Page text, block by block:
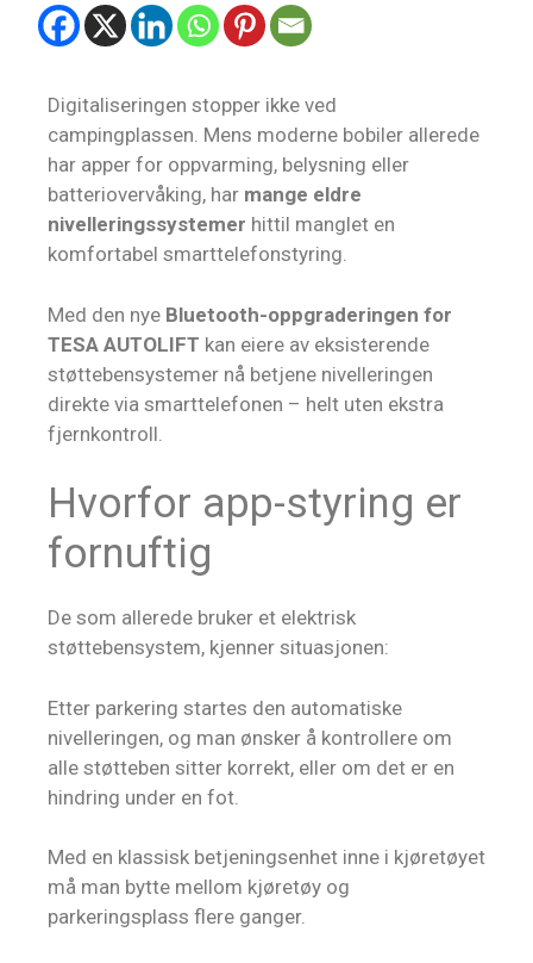
Digitaliseringen stopper ikke ved
campingplassen. Mens moderne bobiler allerede
har apper for oppvarming, belysning eller
batteriovervåking, har mange eldre
nivelleringssystemer hittil manglet en
komfortabel smarttelefonstyring.
Med den nye Bluetooth-oppgraderingen for
TESA AUTOLIFT kan eiere av eksisterende
støttebensystemer nå betjene nivelleringen
direkte via smarttelefonen – helt uten ekstra
fjernkontroll.
Hvorfor app-styring er
fornuftig
De som allerede bruker et elektrisk
støttebensystem, kjenner situasjonen:
Etter parkering startes den automatiske
nivelleringen, og man ønsker å kontrollere om
alle støtteben sitter korrekt, eller om det er en
hindring under en fot.
Med en klassisk betjeningsenhet inne i kjøretøyet
må man bytte mellom kjøretøy og
parkeringsplass flere ganger.